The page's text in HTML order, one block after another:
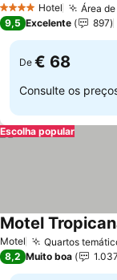
4 EstrelasHotel Área
9,5 Excelente 897
De € 68
Consulte os
Escolha popular
Motel Quartos
Motel
8,2 Muito boa